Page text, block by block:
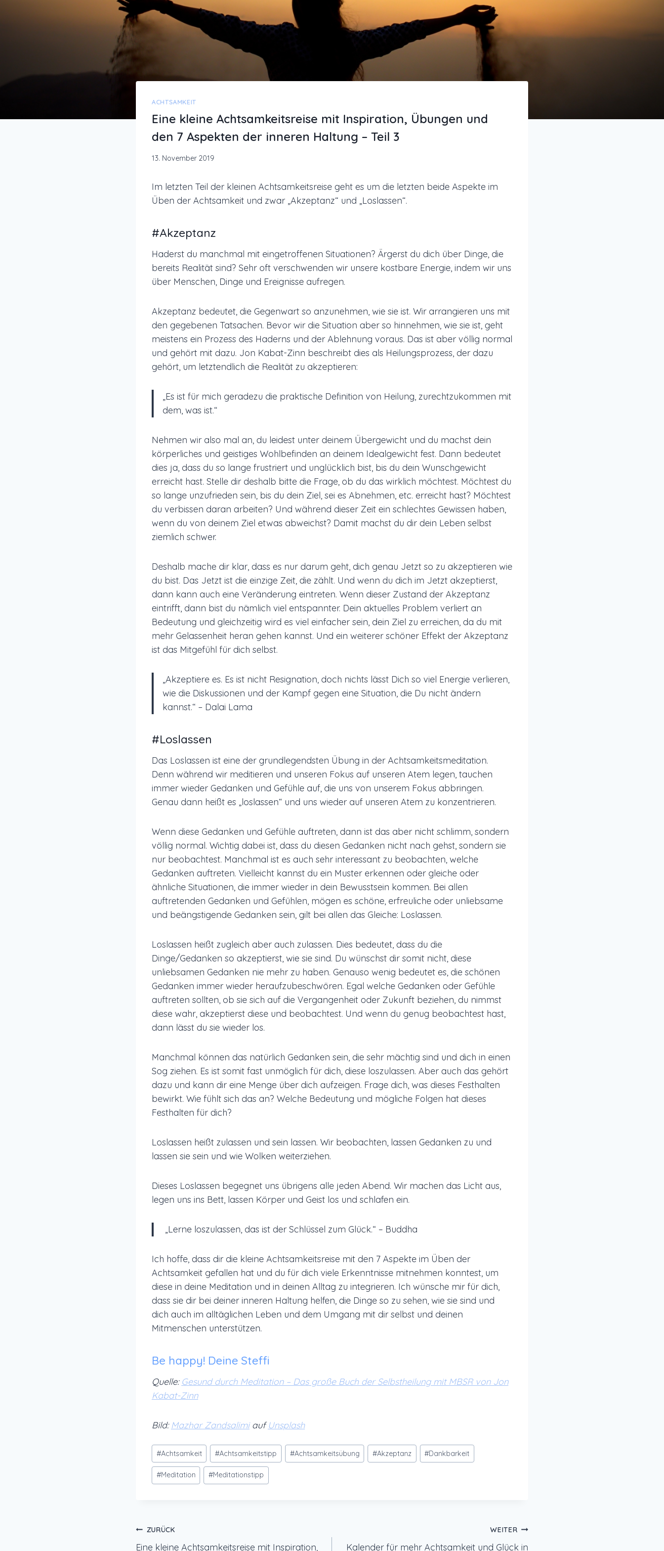
ACHTSAMKEIT
Eine kleine Achtsamkeitsreise mit Inspiration, Übungen und
den 7 Aspekten der inneren Haltung – Teil 3
13. November 2019
Im letzten Teil der kleinen Achtsamkeitsreise geht es um die letzten beide Aspekte im
Üben der Achtsamkeit und zwar „Akzeptanz“ und „Loslassen“.
#Akzeptanz
Haderst du manchmal mit eingetroffenen Situationen? Ärgerst du dich über Dinge, die
bereits Realität sind? Sehr oft verschwenden wir unsere kostbare Energie, indem wir uns
über Menschen, Dinge und Ereignisse aufregen.
Akzeptanz bedeutet, die Gegenwart so anzunehmen, wie sie ist. Wir arrangieren uns mit
den gegebenen Tatsachen. Bevor wir die Situation aber so hinnehmen, wie sie ist, geht
meistens ein Prozess des Haderns und der Ablehnung voraus. Das ist aber völlig normal
und gehört mit dazu. Jon Kabat-Zinn beschreibt dies als Heilungsprozess, der dazu
gehört, um letztendlich die Realität zu akzeptieren:
„Es ist für mich geradezu die praktische Definition von Heilung, zurechtzukommen mit
dem, was ist.“
Nehmen wir also mal an, du leidest unter deinem Übergewicht und du machst dein
körperliches und geistiges Wohlbefinden an deinem Idealgewicht fest. Dann bedeutet
dies ja, dass du so lange frustriert und unglücklich bist, bis du dein Wunschgewicht
erreicht hast. Stelle dir deshalb bitte die Frage, ob du das wirklich möchtest. Möchtest du
so lange unzufrieden sein, bis du dein Ziel, sei es Abnehmen, etc. erreicht hast? Möchtest
du verbissen daran arbeiten? Und während dieser Zeit ein schlechtes Gewissen haben,
wenn du von deinem Ziel etwas abweichst? Damit machst du dir dein Leben selbst
ziemlich schwer.
Deshalb mache dir klar, dass es nur darum geht, dich genau Jetzt so zu akzeptieren wie
du bist. Das Jetzt ist die einzige Zeit, die zählt. Und wenn du dich im Jetzt akzeptierst,
dann kann auch eine Veränderung eintreten. Wenn dieser Zustand der Akzeptanz
eintrifft, dann bist du nämlich viel entspannter. Dein aktuelles Problem verliert an
Bedeutung und gleichzeitig wird es viel einfacher sein, dein Ziel zu erreichen, da du mit
mehr Gelassenheit heran gehen kannst. Und ein weiterer schöner Effekt der Akzeptanz
ist das Mitgefühl für dich selbst.
„Akzeptiere es. Es ist nicht Resignation, doch nichts lässt Dich so viel Energie verlieren,
wie die Diskussionen und der Kampf gegen eine Situation, die Du nicht ändern
kannst.“ – Dalai Lama
#Loslassen
Das Loslassen ist eine der grundlegendsten Übung in der Achtsamkeitsmeditation.
Denn während wir meditieren und unseren Fokus auf unseren Atem legen, tauchen
immer wieder Gedanken und Gefühle auf, die uns von unserem Fokus abbringen.
Genau dann heißt es „loslassen“ und uns wieder auf unseren Atem zu konzentrieren.
Wenn diese Gedanken und Gefühle auftreten, dann ist das aber nicht schlimm, sondern
völlig normal. Wichtig dabei ist, dass du diesen Gedanken nicht nach gehst, sondern sie
nur beobachtest. Manchmal ist es auch sehr interessant zu beobachten, welche
Gedanken auftreten. Vielleicht kannst du ein Muster erkennen oder gleiche oder
ähnliche Situationen, die immer wieder in dein Bewusstsein kommen. Bei allen
auftretenden Gedanken und Gefühlen, mögen es schöne, erfreuliche oder unliebsame
und beängstigende Gedanken sein, gilt bei allen das Gleiche: Loslassen.
Loslassen heißt zugleich aber auch zulassen. Dies bedeutet, dass du die
Dinge/Gedanken so akzeptierst, wie sie sind. Du wünschst dir somit nicht, diese
unliebsamen Gedanken nie mehr zu haben. Genauso wenig bedeutet es, die schönen
Gedanken immer wieder heraufzubeschwören. Egal welche Gedanken oder Gefühle
auftreten sollten, ob sie sich auf die Vergangenheit oder Zukunft beziehen, du nimmst
diese wahr, akzeptierst diese und beobachtest. Und wenn du genug beobachtest hast,
dann lässt du sie wieder los.
Manchmal können das natürlich Gedanken sein, die sehr mächtig sind und dich in einen
Sog ziehen. Es ist somit fast unmöglich für dich, diese loszulassen. Aber auch das gehört
dazu und kann dir eine Menge über dich aufzeigen. Frage dich, was dieses Festhalten
bewirkt. Wie fühlt sich das an? Welche Bedeutung und mögliche Folgen hat dieses
Festhalten für dich?
Loslassen heißt zulassen und sein lassen. Wir beobachten, lassen Gedanken zu und
lassen sie sein und wie Wolken weiterziehen.
Dieses Loslassen begegnet uns übrigens alle jeden Abend. Wir machen das Licht aus,
legen uns ins Bett, lassen Körper und Geist los und schlafen ein.
„Lerne loszulassen, das ist der Schlüssel zum Glück.“ – Buddha
Ich hoffe, dass dir die kleine Achtsamkeitsreise mit den 7 Aspekte im Üben der
Achtsamkeit gefallen hat und du für dich viele Erkenntnisse mitnehmen konntest, um
diese in deine Meditation und in deinen Alltag zu integrieren. Ich wünsche mir für dich,
dass sie dir bei deiner inneren Haltung helfen, die Dinge so zu sehen, wie sie sind und
dich auch im alltäglichen Leben und dem Umgang mit dir selbst und deinen
Mitmenschen unterstützen.
Be happy! Deine Steffi
Quelle: Gesund durch Meditation – Das große Buch der Selbstheilung mit MBSR von Jon
Kabat-Zinn
Bild: Mazhar ZandsalimiaufUnsplash
Schlagworte:
#Achtsamkeit #Achtsamkeitstipp #Achtsamkeitsübung #Akzeptanz #Dankbarkeit
#Meditation #Meditationstipp
Beitragsnavigation
ZURÜCK
Eine kleine Achtsamkeitsreise mit Inspiration,
WEITER
Kalender für mehr Achtsamkeit und Glück in